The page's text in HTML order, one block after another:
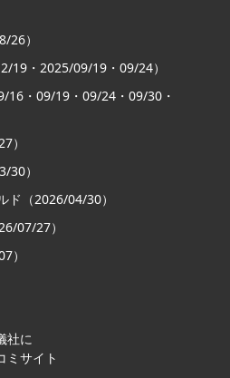
26）
19・2025/09/19・09/24）
16・09/19・09/24・09/30・
）
30）
ド（2026/04/30）
07/27）
）
社に
ミサイト